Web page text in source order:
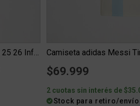
Camiseta Boca Juniors adidas Arquero 25 26 Infantil Camiseta adidas Messi
$69.999
2 cuotas sin interés de
Stock para retiro/envío